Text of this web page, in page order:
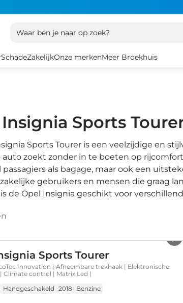
Waar ben je naar op zoek?
SchadeZakelijkOnze merkenMeer Broekhuis
Sports
Sports Tourer is een veelzijdige en
auto zoekt zonder in te boeten op
passagiers als bagage, maar ook een
gebruikers en mensen die graag
de Opel Insignia geschikt voor
Sports Tourer
Innovation | Afneembare trekhaak | Elektronische
Climate control | Matrix Led |
Handgeschakeld 2018 Benzine